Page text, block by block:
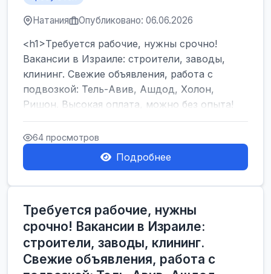
Натания Опубликовано: 06.06.2026
<h1>Требуется рабочие, нужны срочно!
Вакансии в Израиле: строители, заводы,
клининг. Свежие объявления, работа с
подвозкой: Тель-Авив, Ашдод, Холон,
Ришон. Высокая оплата, можно без опыта!
</h1><br />
... 64 просмотров
Подробнее
Требуется рабочие, нужны
срочно! Вакансии в Израиле:
строители, заводы, клининг.
Свежие объявления, работа с